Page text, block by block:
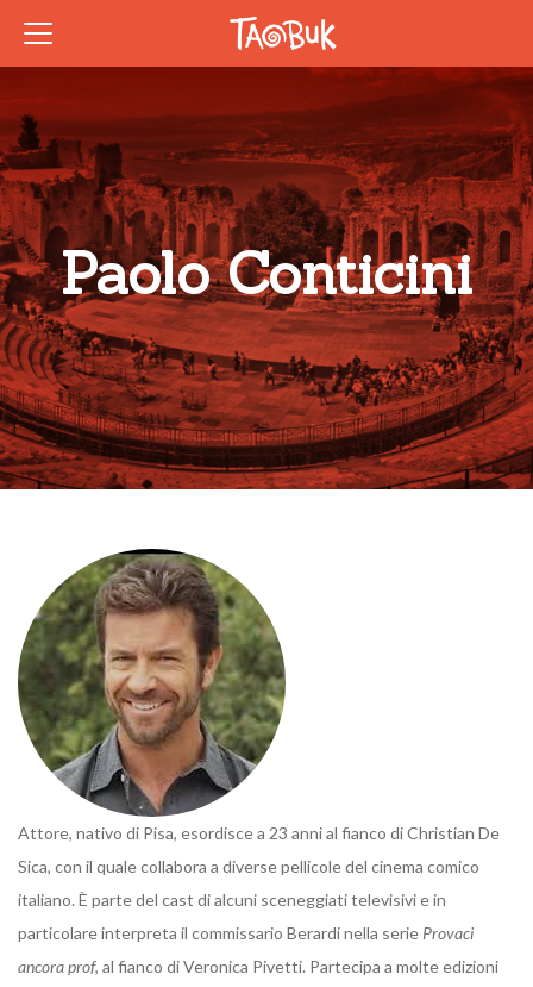
Paolo Conticini
Attore, nativo di Pisa, esordisce a 23 anni al fianco di Christian De
Sica, con il quale collabora a diverse pellicole del cinema comico
italiano. È parte del cast di alcuni sceneggiati televisivi e in
particolare interpreta il commissario Berardi nella serie Provaci
ancora prof, al fianco di Veronica Pivetti. Partecipa a molte edizioni